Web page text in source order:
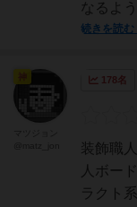
なるよ
続きを読む
178名
装飾職
人ボー
ラクト
神